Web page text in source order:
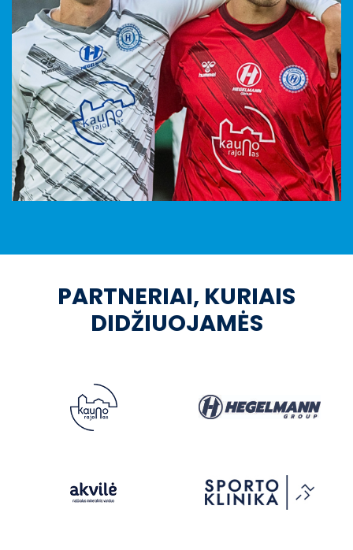
PARTNERIAI, KURIAIS
DIDŽIUOJAMĖS